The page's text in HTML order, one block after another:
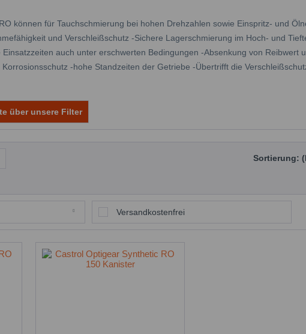
können für Tauchschmierung bei hohen Drehzahlen sowie Einspritz- und
und Verschleißschutz -Sichere Lagerschmierung im Hoch- und
auch unter erschwerten Bedingungen -Absenkung von Reibwert
-hohe Standzeiten der Getriebe -Übertrifft die
über unsere Filter
Sortierung:
Versandkostenfrei